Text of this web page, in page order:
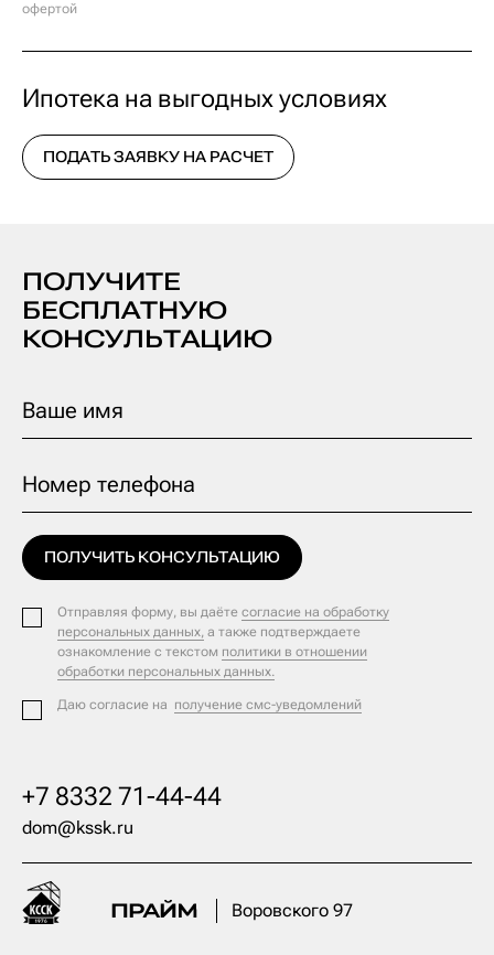
офертой
Ипотека на выгодных условиях
ПОДАТЬ ЗАЯВКУ НА РАСЧЕТ
ПОЛУЧИТЕ
БЕСПЛАТНУЮ
КОНСУЛЬТАЦИЮ
Ваше имя
Номер телефона
ПОЛУЧИТЬ КОНСУЛЬТАЦИЮ
Отправляя форму, вы даёте согласие на обработку
персональных данных, а также подтверждаете
ознакомление с текстом политики в отношении
обработки персональных данных.
Даю согласие на получение смс-уведомлений
dom@kssk.ru
+7 8332 71-44-44
Воровского 97